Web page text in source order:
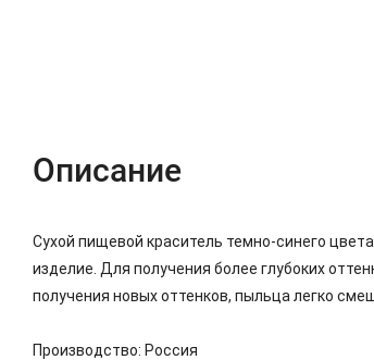
Описание
Cухой пищевой краситель темно-синего
изделие. Для получения более глубоких
получения новых оттенков, пыльца легко
Производство: Россия